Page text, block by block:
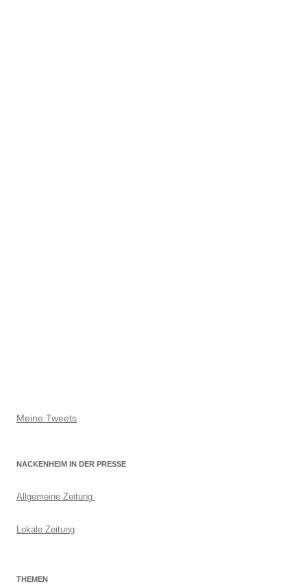
Meine Tweets
NACKENHEIM IN DER PRESSE
Allgemeine Zeitung
Lokale Zeitung
THEMEN